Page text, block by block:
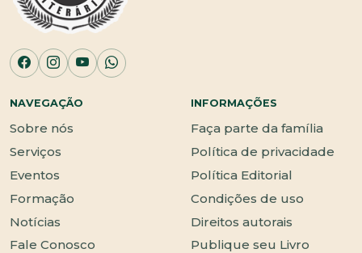
NAVEGAÇÃO
Sobre nós
Serviços
Eventos
Formação
Notícias
Fale Conosco
INFORMAÇÕES
Faça parte da família
Política de privacidade
Política Editorial
Condições de uso
Direitos autorais
Publique seu Livro